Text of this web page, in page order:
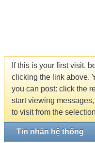
If this is your first visit,
clicking the link above.
you can post: click the
start viewing
to visit from the
Tin nhắn hệ thống